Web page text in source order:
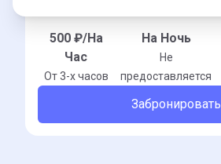
500₽/На
Час
От 3-x часов
На Ночь
Не
предоставляется
Забронировать